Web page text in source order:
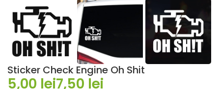
Sticker Check Engine Oh Shit
lei lei